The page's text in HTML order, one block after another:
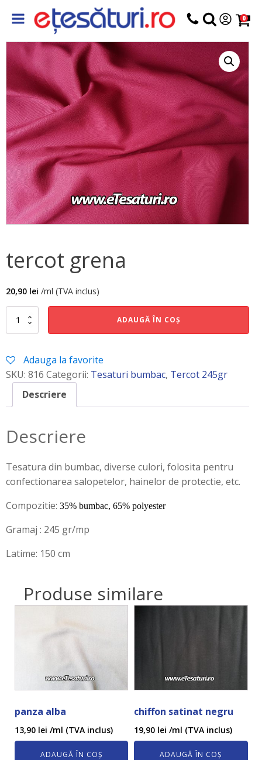
0
tercot grena
20,90 lei /ml (TVA inclus)
Cantitate
ADAUGĂ ÎN COȘ
Adauga la favorite
SKU: 816 Categorii: Tesaturi bumbac, Tercot 245gr
Descriere
Descriere
Tesatura din bumbac, diverse culori, folosita pentru
confectionarea salopetelor, hainelor de protectie, etc.
Compozitie: 35% bumbac, 65% polyester
Gramaj : 245 gr/mp
Latime: 150 cm
Produse similare
panza alba
13,90 lei /ml (TVA inclus)
ADAUGĂ ÎN COȘ
chiffon satinat negru
19,90 lei /ml (TVA inclus)
ADAUGĂ ÎN COȘ